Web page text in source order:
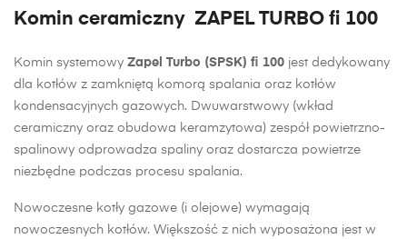
Komin ceramiczny ZAPEL TURBO fi 100
Komin systemowy Zapel Turbo (SPSK) fi 100 jest dedykowany
dla kotłów z zamkniętą komorą spalania oraz kotłów
kondensacyjnych gazowych. Dwuwarstwowy (wkład
ceramiczny oraz obudowa keramzytowa) zespół powietrzno-
spalinowy odprowadza spaliny oraz dostarcza powietrze
niezbędne podczas procesu spalania.
Nowoczesne kotły gazowe (i olejowe) wymagają
nowoczesnych kotłów. Większość z nich wyposażona jest w